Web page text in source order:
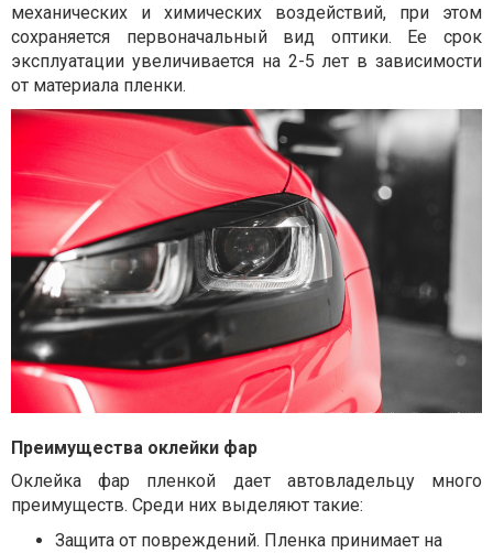
механических и химических воздействий, при этом
сохраняется первоначальный вид оптики. Ее срок
эксплуатации увеличивается на 2-5 лет в зависимости
от материала пленки.
Преимущества оклейки фар
Оклейка фар пленкой дает автовладельцу много
преимуществ. Среди них выделяют такие:
Защита от повреждений. Пленка принимает на